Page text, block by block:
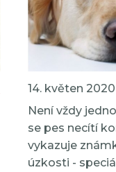
14. květen 2020
Není vždy
se pes necítí
vykazuje
úzkosti -